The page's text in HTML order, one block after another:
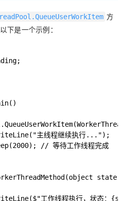
方
下是一个示例：
主线程继续执行...");
// 等待工作线程完成
state)
工作线程执行，状态：